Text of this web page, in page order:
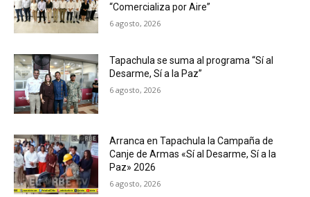
“Comercializa por Aire”
6 agosto, 2026
Tapachula se suma al programa “Sí al
Desarme, Sí a la Paz”
6 agosto, 2026
Arranca en Tapachula la Campaña de
Canje de Armas «Sí al Desarme, Sí a la
Paz» 2026
6 agosto, 2026